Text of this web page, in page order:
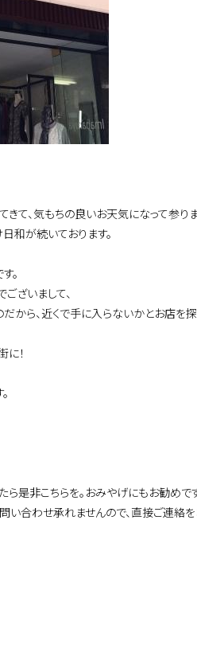
て、気もちの良いお天気になって参りま
和が続いております。
。
ざいまして、
から、近くで手に入らないかとお店を探
！
是非こちらを。おみやげにもお勧めです
い合わせ承れませんので、直接ご連絡を